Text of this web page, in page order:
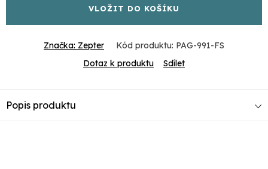
VLOŽIT DO KOŠÍKU
Značka: Zepter Kód produktu: PAG-991-FS
Dotaz k produktu
Sdílet
Popis produktu